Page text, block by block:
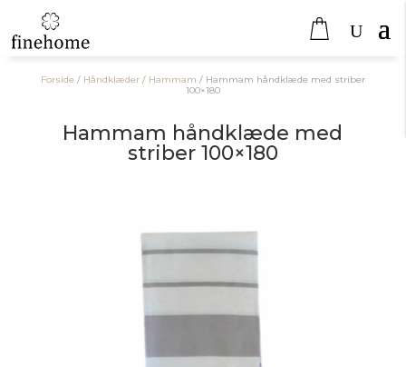
Forside/ Håndklæder/ Hammam / Hammam håndklæde med striber
100×180
Hammam håndklæde med
striber 100×180